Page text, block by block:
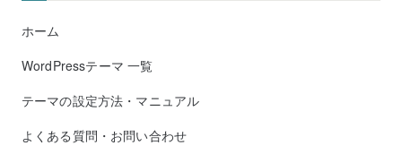
ホーム
WordPressテーマ 一覧
テーマの設定方法・マニュアル
よくある質問・お問い合わせ